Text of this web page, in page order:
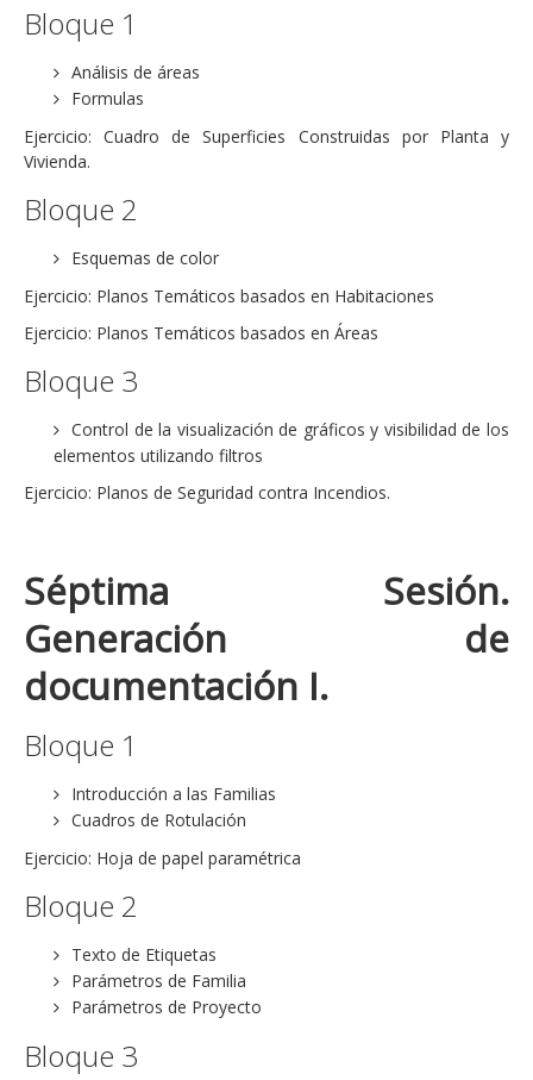
Bloque 1
Análisis de áreas
Formulas
Ejercicio: Cuadro de Superficies Construidas por Planta y
Vivienda.
Bloque 2
Esquemas de color
Ejercicio: Planos Temáticos basados en Habitaciones
Ejercicio: Planos Temáticos basados en Áreas
Bloque 3
Control de la visualización de gráficos y visibilidad de los
elementos utilizando filtros
Ejercicio: Planos de Seguridad contra Incendios.
Séptima Sesión.
Generación de
documentación I.
Bloque 1
Introducción a las Familias
Cuadros de Rotulación
Ejercicio: Hoja de papel paramétrica
Bloque 2
Texto de Etiquetas
Parámetros de Familia
Parámetros de Proyecto
Bloque 3